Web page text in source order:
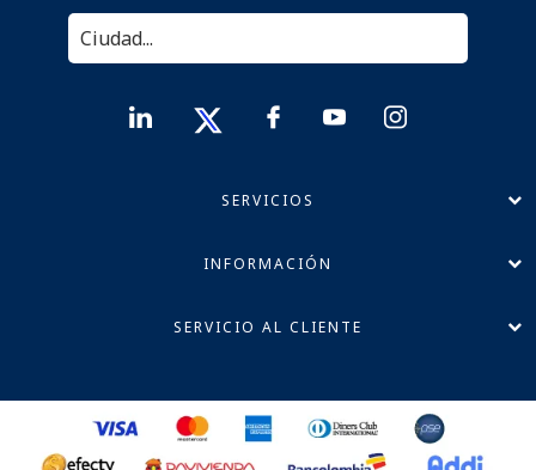
SERVICIOS
INFORMACIÓN
SERVICIO AL CLIENTE